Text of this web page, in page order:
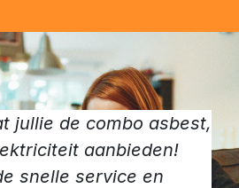
jullie de combo asbest,
aanbieden!
snelle service en